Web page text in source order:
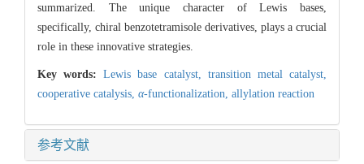
summarized. The unique character of Lewis bases,
specifically, chiral benzotetramisole derivatives, plays a crucial
role in these innovative strategies.
Key words:Lewis base catalyst, transition metal catalyst,
cooperative catalysis, α-functionalization, allylation reaction
参考文献